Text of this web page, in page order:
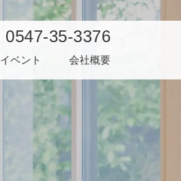
0547-35-3376
イベント 会社概要